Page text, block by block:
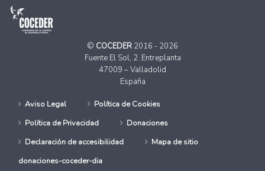
© COCEDER 2016 - 2026
Fuente El Sol, 2. Entreplanta
47009 – Valladolid
España
Aviso Legal
Política de Cookies
Política de Privacidad
Donaciones
Declaración de accesibilidad
Mapa de sitio
donaciones-coceder-dia